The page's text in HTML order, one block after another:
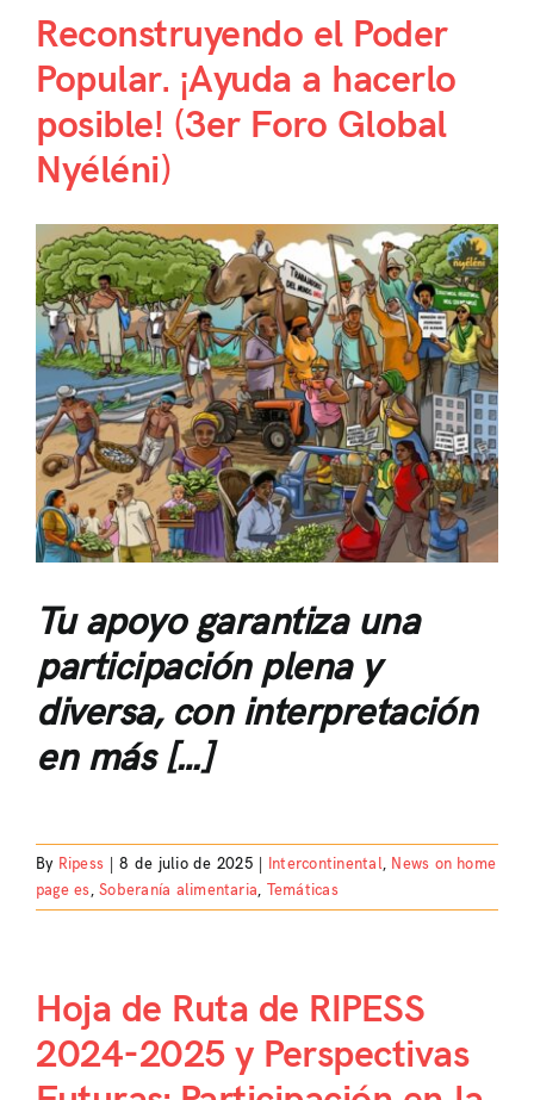
Reconstruyendo el Poder
Popular. ¡Ayuda a hacerlo
posible! (3er Foro Global
Nyéléni)
Tu apoyo garantiza una
participación plena y
diversa, con interpretación
en más […]
By Ripess 8 de julio de 2025 Intercontinental, News on home
page es,Soberanía alimentaria, Temáticas
Hoja de Ruta de RIPESS
2024-2025 y Perspectivas